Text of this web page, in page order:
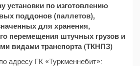
установки по изготовлению
поддонов (паллетов),
для хранения,
перемещения штучных грузов и
видами транспорта (ТКНПЗ)
адресу ГК «Туркменнебит»: